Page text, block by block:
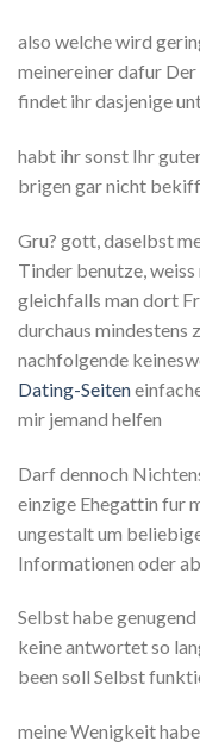
also welche wird
meinereiner dafur
findet ihr dasjenige
habt ihr sonst Ihr
brigen gar nicht
Gru? gott, daselbst
Tinder benutze,
gleichfalls man dort
durchaus mindestens
nachfolgende
Dating-Seiten
mir jemand helfen
Darf dennoch
einzige Ehegattin fur
ungestalt um
Informationen oder
Selbst habe
keine antwortet so
been soll Selbst
meine Wenigkeit